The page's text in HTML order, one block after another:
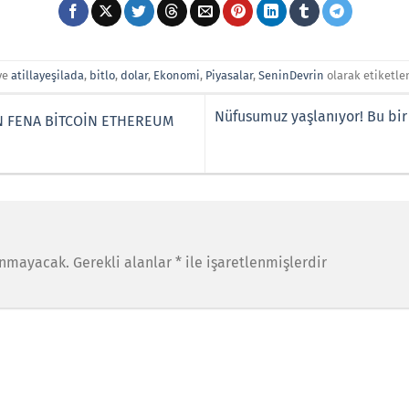
atillayeşilada, bitlo,dolar, Ekonomi, Piyasalar,SeninDevrin olarak
FENA BİTCOİN ETHEREUM Nüfusumuz yaşlanıyor! Bu
Gerekli alanlar * ile işaretlenmişlerdir